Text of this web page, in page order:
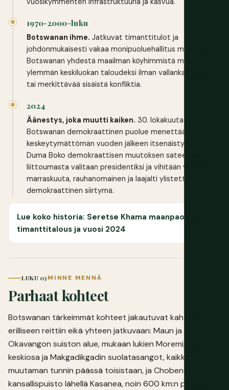
1970-2000-luku
Botswanan ihme. Jatkuvat timanttitulot ja
johdonmukaisesti vakaa monipuoluehallitus muuttavat
Botswanan yhdestä maailman köyhimmistä maista
ylemmän keskiluokan taloudeksi ilman vallankaappausta
tai merkittävää sisäistä konfliktia.
2024
Äänestys, joka muutti kaiken. 30. lokakuuta
Botswanan demokraattinen puolue menettää vallan 58
keskeytymättömän vuoden jälkeen itsenäistymisestä;
Duma Boko demokraattisen muutoksen sateenvarjon
liittoumasta valitaan presidentiksi ja vihitään virkaan 8.
marraskuuta, rauhanomainen ja laajalti ylistetty
demokraattinen siirtymä.
Lue koko historia: Seretse Khama maanpaossa,
timanttitalous ja vuosi 2024
LUKU 03MINNE MENNÄ
Parhaat kohteet
Botswanan tärkeimmät kohteet jakautuvat kahteen
erilliseen reittiin eikä yhteen jatkuvaan: Maun ja
Okavangon suiston alue, mukaan lukien Moremi, Kalaharin
keskiosa ja Makgadikgadin suolatasangot, kaikki
muutaman tunnin päässä toisistaan, ja Choben
kansallispuisto lähellä Kasanea, noin 600 km:n päässä